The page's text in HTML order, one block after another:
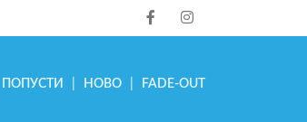
ПОПУСТИ НОВО FADE-OUT